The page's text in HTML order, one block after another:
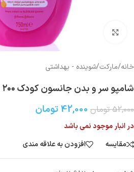
بزرگنمایی تصویر
خانه/مارکت/شوینده - بهداشتی
شامپو سر و بدن جانسون کودک ۲۰۰ میل0061
52,000 تومان 42,000 تومان
در انبار موجود نمی باشد
مقایسه
افزودن به علاقه مندی